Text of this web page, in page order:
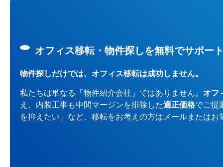
オフィス移転・物件探しを無料でサポー
物件探しだけでは、オフィス移転は成功しません。
私たちは単なる「物件紹介会社」ではありません。 オフ
え、内装工事も中間マージンを排除した適正価格でご提
を抑えたい」など、移転をお考えの方はメールまたは